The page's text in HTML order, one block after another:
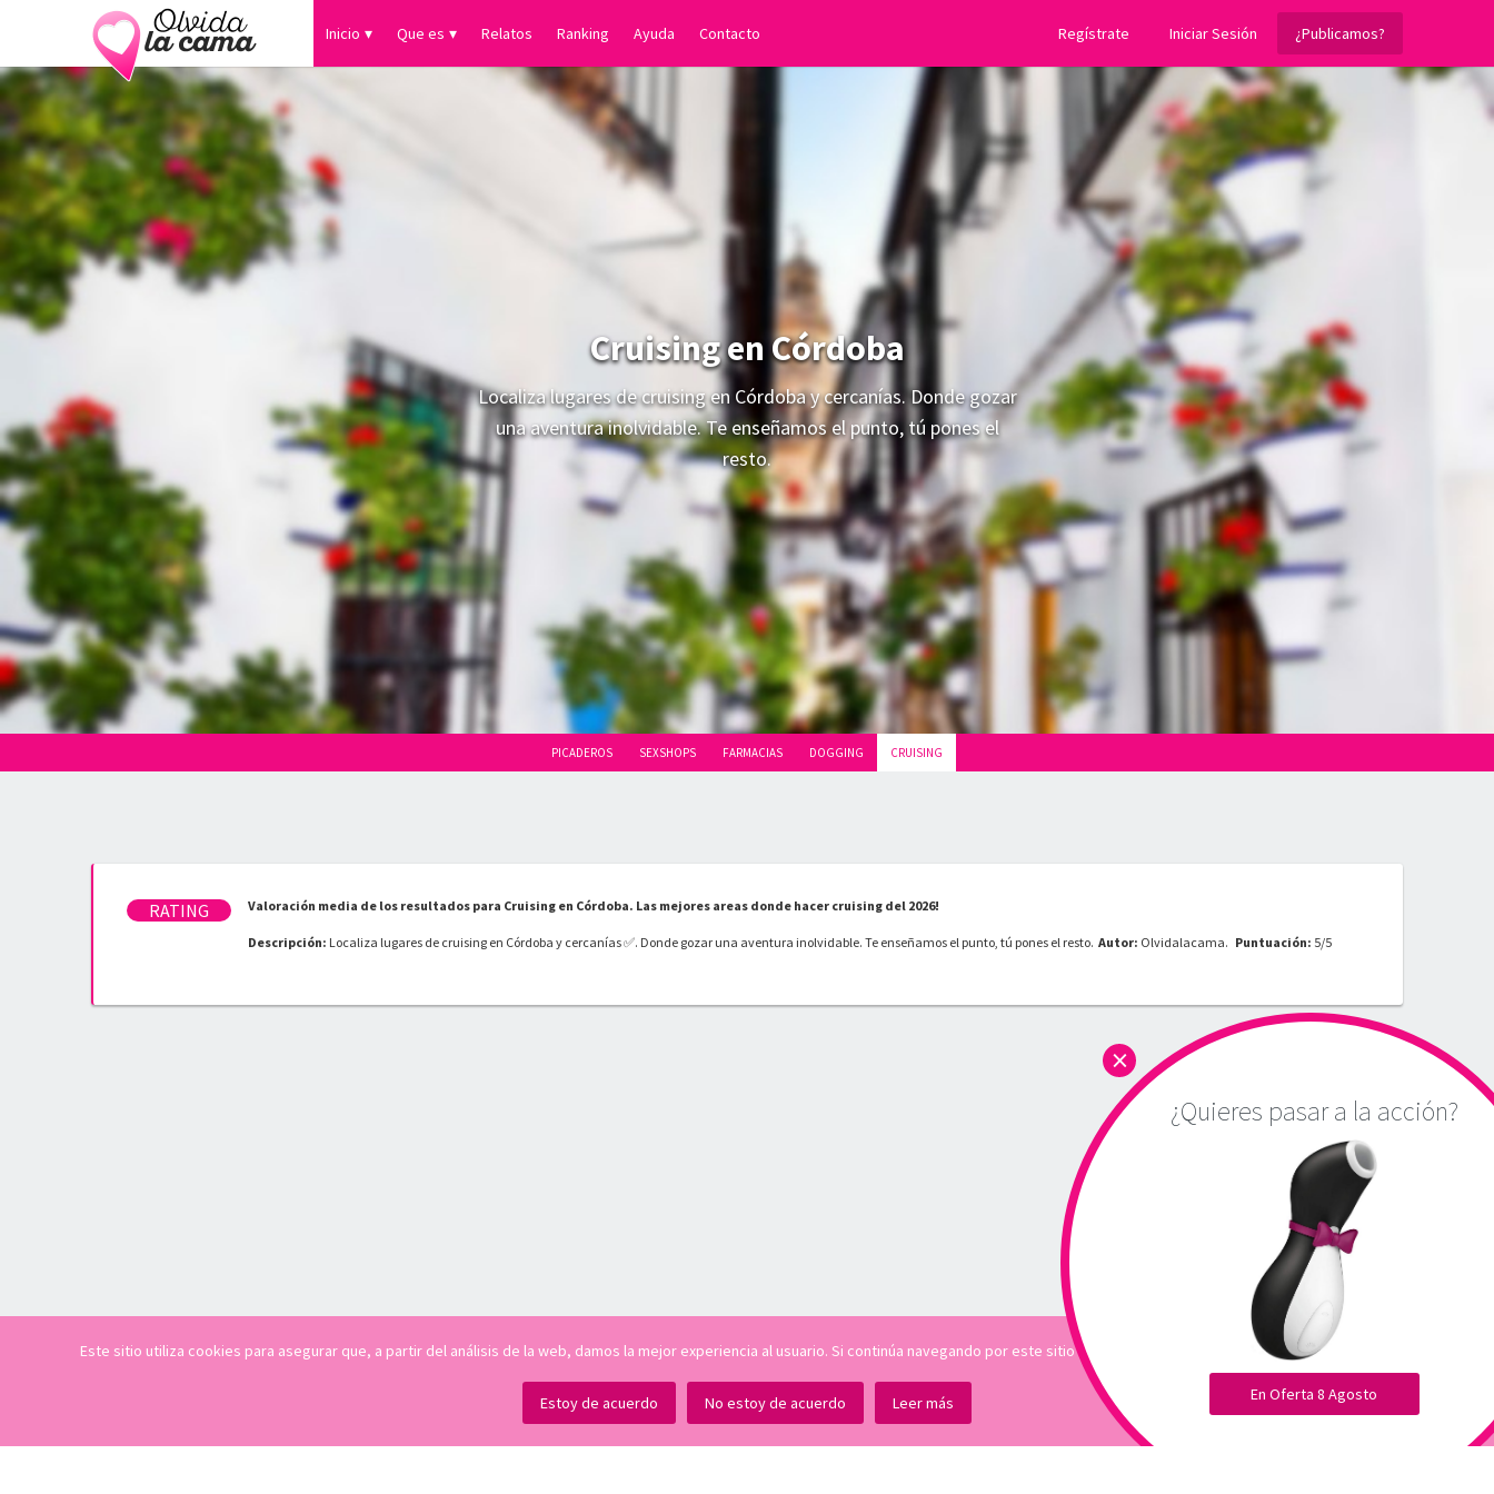
Inicio Que es Relatos Ranking Ayuda Contacto Regístrate Iniciar Sesión ¿Publicamos?
Cruising en Córdoba
Localiza lugares de cruising en Córdoba y cercanías. Donde gozar
una aventura inolvidable. Te enseñamos el punto, tú pones el
resto.
PICADEROS SEXSHOPS FARMACIAS DOGGING CRUISING
Valoración media de los resultados para Cruising en Córdoba. Las mejores areas donde hacer cruising del 2026!
Descripción: Localiza lugares de cruising en Córdoba y cercanías ✅. Donde gozar una aventura inolvidable. Te enseñamos el punto, tú pones el resto. Autor: Olvidalacama. Puntuación: 5/5
Este sitio utiliza cookies para asegurar que, a partir del análisis de la web, damos la mejor experiencia al usuario. Si continúa navegando por este sitio asumiremos que está de acuerdo.
Estoy de acuerdo No estoy de acuerdo Leer más
¿Quieres pasar a la acción?
En Oferta 8 Agosto
×